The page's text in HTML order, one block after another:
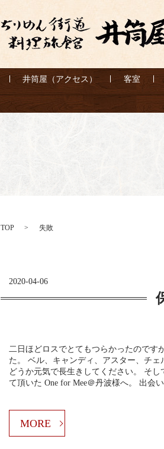
井筒屋（アクセス） 客室
TOP 失敗
2020-04-06
二日ほどロスでとてもつらかったのです
た。 ベル、キャンディ、アスター、チ
どうか元気で長生きしてください。 そ
て頂いた One for Mee＠丹波様へ。 出会
MORE